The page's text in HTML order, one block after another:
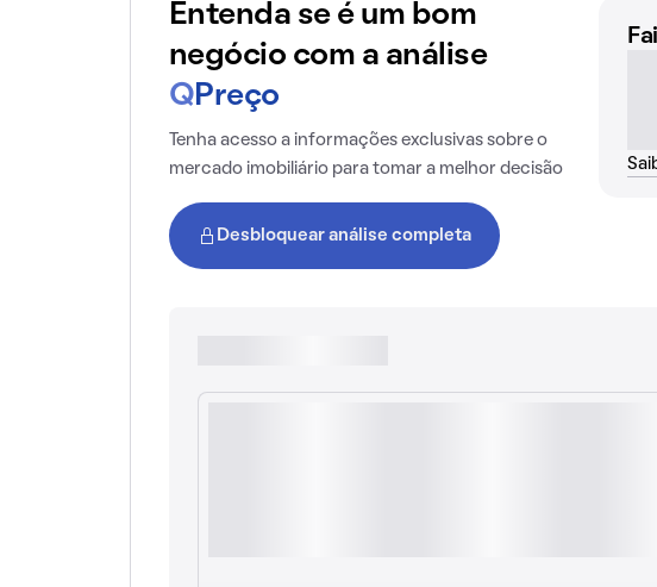
Entenda se é um bom
negócio com a análise
Q Preço
Tenha acesso a informações exclusivas sobre o
mercado imobiliário para tomar a melhor decisão
Desbloquear análise completa